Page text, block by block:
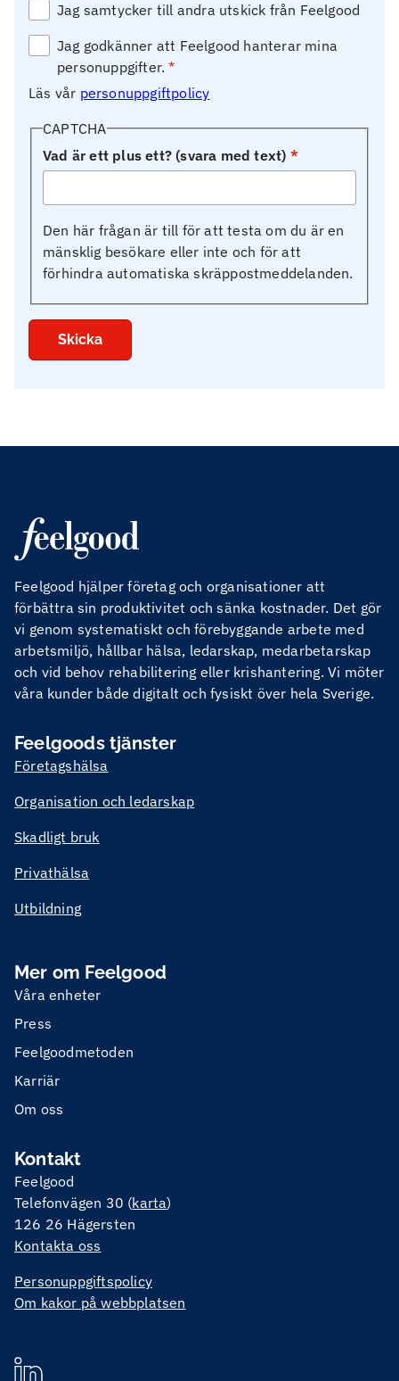
Jag samtycker till andra utskick från Feelgood
Jag godkänner att Feelgood hanterar mina
personuppgifter.
Läs vår personuppgiftpolicy
CAPTCHA
Vad är ett plus ett? (svara med text)
Den här frågan är till för att testa om du är en
mänsklig besökare eller inte och för att
förhindra automatiska skräppostmeddelanden.
Feelgood hjälper företag och organisationer att
förbättra sin produktivitet och sänka kostnader. Det gör
vi genom systematiskt och förebyggande arbete med
arbetsmiljö, hållbar hälsa, ledarskap, medarbetarskap
och vid behov rehabilitering eller krishantering. Vi möter
våra kunder både digitalt och fysiskt över hela Sverige.
Feelgoods tjänster
Företagshälsa
Organisation och ledarskap
Skadligt bruk
Privathälsa
Utbildning
Mer om Feelgood
Våra enheter
Press
Feelgoodmetoden
Karriär
Om oss
Kontakt
Feelgood
Telefonvägen 30 (karta)
126 26 Hägersten
Kontakta oss
Personuppgiftspolicy
Om kakor på webbplatsen